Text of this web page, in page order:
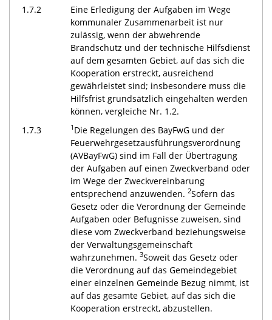
1.7.2
Eine Erledigung der Aufgaben im Wege
kommunaler Zusammenarbeit ist nur
zulässig, wenn der abwehrende
Brandschutz und der technische Hilfsdienst
auf dem gesamten Gebiet, auf das sich die
Kooperation erstreckt, ausreichend
gewährleistet sind; insbesondere muss die
Hilfsfrist grundsätzlich eingehalten werden
können, vergleiche Nr. 1.2.
1.7.3
1 Die Regelungen des BayFwG und der
Feuerwehrgesetzausführungsverordnung
(AVBayFwG) sind im Fall der Übertragung
der Aufgaben auf einen Zweckverband oder
im Wege der Zweckvereinbarung
entsprechend anzuwenden. 2Sofern das
Gesetz oder die Verordnung der Gemeinde
Aufgaben oder Befugnisse zuweisen, sind
diese vom Zweckverband beziehungsweise
der Verwaltungsgemeinschaft
wahrzunehmen. 3Soweit das Gesetz oder
die Verordnung auf das Gemeindegebiet
einer einzelnen Gemeinde Bezug nimmt, ist
auf das gesamte Gebiet, auf das sich die
Kooperation erstreckt, abzustellen.